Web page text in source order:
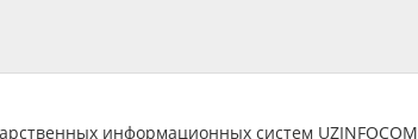
информационных систем UZINFOCOM